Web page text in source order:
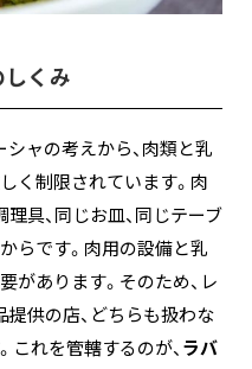
しくみ
シャの考えから、肉類と乳
く制限されています。肉
具、同じお皿、同じテーブ
らです。肉用の設備と乳
があります。そのため、レ
提供の店、どちらも扱わな
これを管轄するのが、 ラバ